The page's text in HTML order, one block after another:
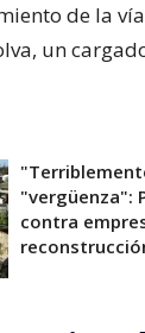
de la
un
"vergüenza":
contra